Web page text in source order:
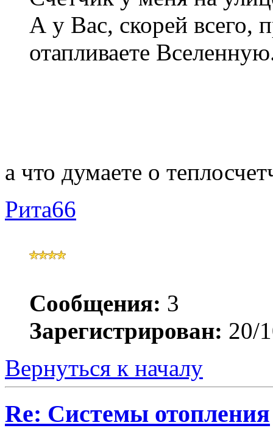
А у Вас, скорей всего,
отапливаете
а что думаете о
Рита66
Сообщения: 3
Зарегистрирован: 20/
Вернуться к началу
Re: Системы отопления